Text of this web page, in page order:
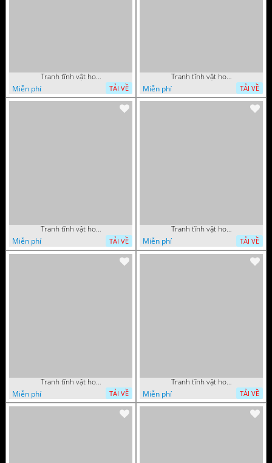
Tranh tĩnh vật hoa quả sơn dầu trang trí đẹp
Miễn phí
TẢI VỀ
Tranh tĩnh vật hoa quả sơn dầu nghệ thuật
Miễn phí
TẢI VỀ
Tranh tĩnh vật hoa quả sơn dầu độc đáo đẹp
Miễn phí
TẢI VỀ
Tranh tĩnh vật hoa quả sơn dầu trang trí phòng ngủ
Miễn phí
TẢI VỀ
Tranh tĩnh vật hoa quả sơn dầu đẹp
Miễn phí
TẢI VỀ
Tranh tĩnh vật hoa quả sơn dầu độc đáo
Miễn phí
TẢI VỀ